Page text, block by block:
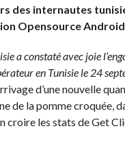
des internautes
Opensource Android
a constaté avec joie
en Tunisie le 24
d’une nouvelle
de la pomme
croire les stats de Get